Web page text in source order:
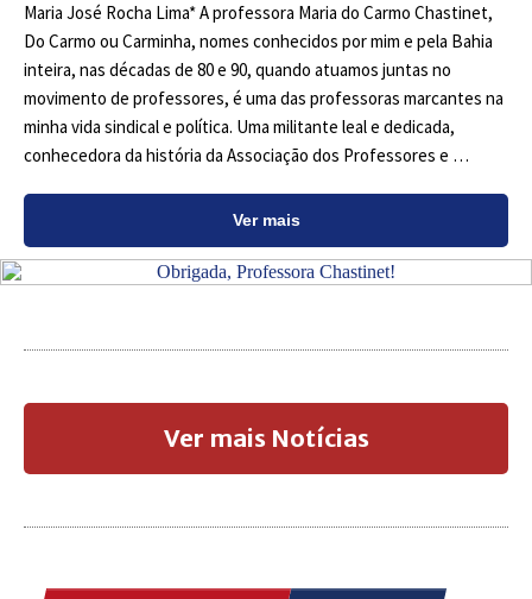
Maria José Rocha Lima* A professora Maria do Carmo Chastinet,
Do Carmo ou Carminha, nomes conhecidos por mim e pela Bahia
inteira, nas décadas de 80 e 90, quando atuamos juntas no
movimento de professores, é uma das professoras marcantes na
minha vida sindical e política. Uma militante leal e dedicada,
conhecedora da história da Associação dos Professores e …
Ver mais
Ver mais Notícias